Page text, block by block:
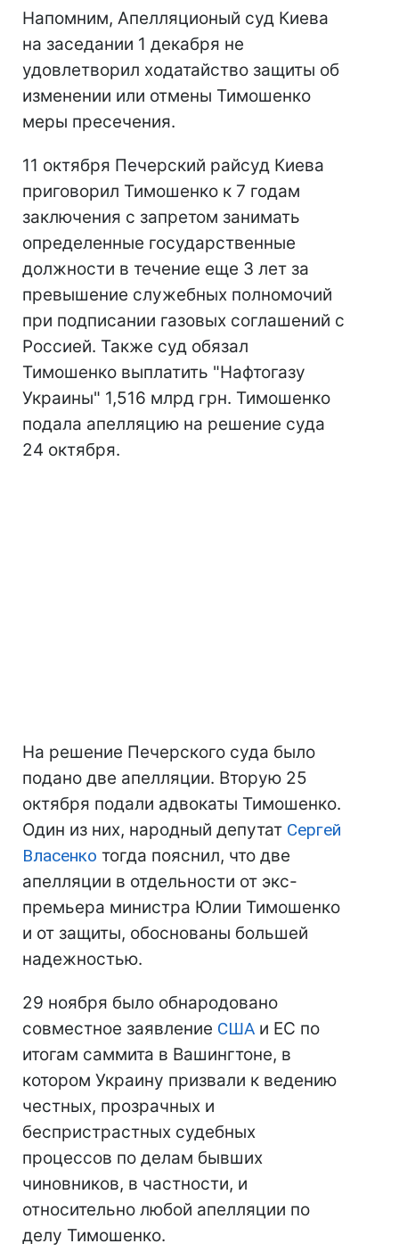
Напомним, Апелляционый суд Киева
на заседании 1 декабря не
удовлетворил ходатайство защиты об
изменении или отмены Тимошенко
меры пресечения.
11 октября Печерский райсуд Киева
приговорил Тимошенко к 7 годам
заключения с запретом занимать
определенные государственные
должности в течение еще 3 лет за
превышение служебных полномочий
при подписании газовых соглашений с
Россией. Также суд обязал
Тимошенко выплатить "Нафтогазу
Украины" 1,516 млрд грн. Тимошенко
подала апелляцию на решение суда
24 октября.
На решение Печерского суда было
подано две апелляции. Вторую 25
октября подали адвокаты Тимошенко.
Один из них, народный депутат Сергей
Власенко тогда пояснил, что две
апелляции в отдельности от экс-
премьера министра Юлии Тимошенко
и от защиты, обоснованы большей
надежностью.
29 ноября было обнародовано
совместное заявление США и ЕС по
итогам саммита в Вашингтоне, в
котором Украину призвали к ведению
честных, прозрачных и
беспристрастных судебных
процессов по делам бывших
чиновников, в частности, и
относительно любой апелляции по
делу Тимошенко.